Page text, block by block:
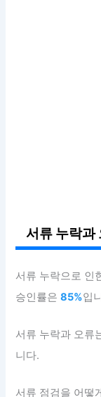
서류 누락과
서류 누락으로 인
승인률은85%입
서류 누락과 오류
니다.
서류 점검을 어떻